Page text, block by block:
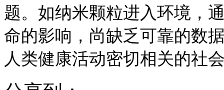
题。如纳米颗粒进入环境，
命的影响，尚缺乏可靠的数
人类健康活动密切相关的社